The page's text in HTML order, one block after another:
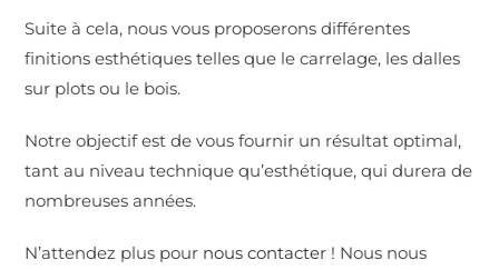
Suite à cela, nous vous proposerons différentes
finitions esthétiques telles que le carrelage, les dalles
sur plots ou le bois.
Notre objectif est de vous fournir un résultat optimal,
tant au niveau technique qu’esthétique, qui durera de
nombreuses années.
N’attendez plus pour nous contacter ! Nous nous